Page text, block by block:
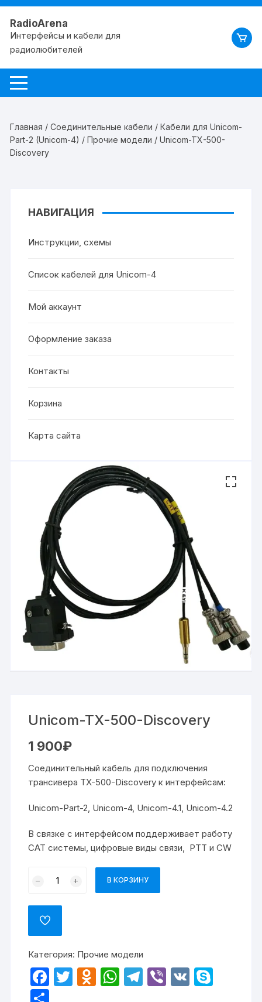
RadioArena
Интерфейсы и кабели для
радиолюбителей
Главная /Соединительные кабели /Кабели для Unicom-
Part-2 (Unicom-4) /Прочие модели / Unicom-TX-500-
Discovery
Unicom-TX-500-Discovery
1 900₽
Соединительный кабель для подключения
трансивера TX-500-Discovery к интерфейсам:
Unicom-Part-2, Unicom-4, Unicom-4.1, Unicom-4.2
В связке с интерфейсом поддерживает работу
САТ системы, цифровые виды связи, РТТ и CW
В КОРЗИНУ
Категория: Прочие модели
F
T
O W T
Vi V
НАВИГАЦИЯ
Инструкции, схемы
Список кабелей для Unicom-4
Мой аккаунт
Оформление заказа
Контакты
Корзина
Карта сайта